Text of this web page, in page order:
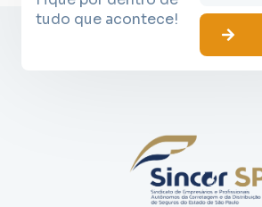
tudo que acontece!